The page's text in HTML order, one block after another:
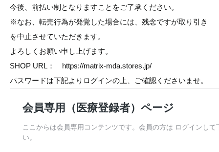
今後、前払い制となりますことをご了承ください。
※なお、転売行為が発覚した場合には、残念ですが取り引き
を中止させていただきます。
よろしくお願い申し上げます。
SHOP URL： https://matrix-mda.stores.jp/
パスワードは下記よりログインの上、ご確認くださいませ。